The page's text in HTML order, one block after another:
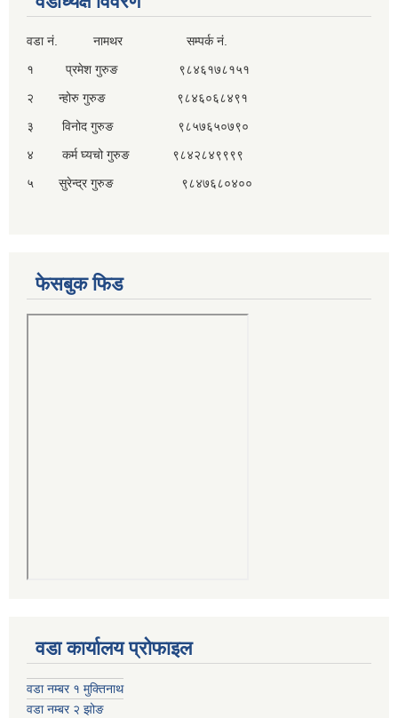
वडा नं. नामथर सम्पर्क नं.
१ प्रमेश गुरुङ ९८४६१७८१५१
२ न्होरु गुरुङ ९८४६०६८४९१
३ विनोद गुरुङ ९८५७६५०७९०
४ कर्म घ्यचो गुरुङ ९८४२८४९९९९
५ सुरेन्द्र गुरुङ ९८४७६८०४००
फेसबुक फिड
वडा कार्यालय प्रोफाइल
वडा नम्बर १ मुक्तिनाथ
वडा नम्बर २ झोङ